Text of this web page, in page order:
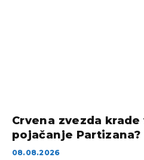
Crvena zvezda
pojačanje Partizana?
08.08.2026